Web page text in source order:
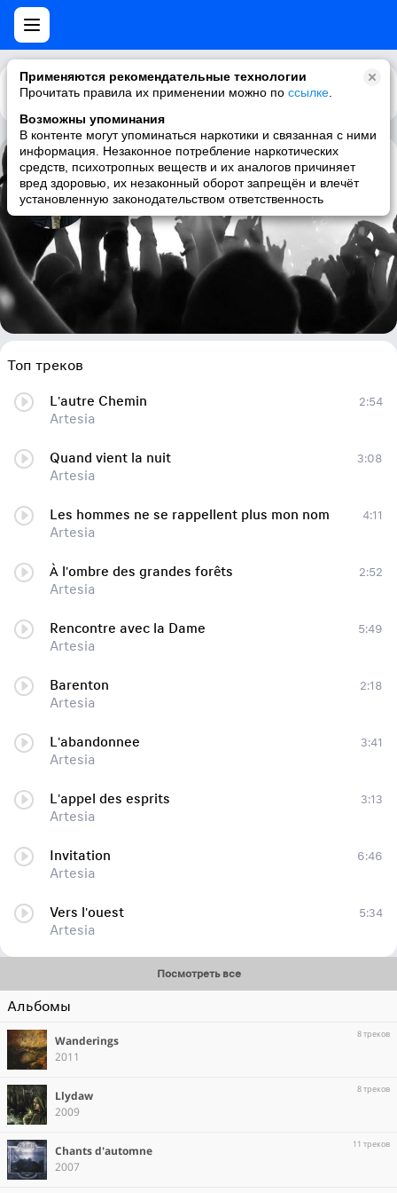
Применяются рекомендательные технологии
Прочитать правила их применении можно по ссылке
Возможны упоминания
В контенте могут упоминаться наркотики и связанная с ними
информация. Незаконное потребление наркотических
средств, психотропных веществ и их аналогов причиняет
вред здоровью, их незаконный оборот запрещён и влечёт
установленную законодательством ответственность
Каталог Рекомендации
Artesia
Топ треков
L'autre Chemin
Artesia
2:54
Quand vient la nuit
Artesia
3:08
Les hommes ne se rappellent plus mon nom
Artesia
4:11
À l'ombre des grandes forêts
Artesia
2:52
Rencontre avec la Dame
Artesia
5:49
Barenton
Artesia
2:18
L'abandonnee
Artesia
3:41
L'appel des esprits
Artesia
3:13
Invitation
Artesia
6:46
Vers l'ouest
Artesia
5:34
Посмотреть все
Альбомы
Wanderings
2011
8 треков
Llydaw
2009
8 треков
Chants d'automne
2007
11 треков